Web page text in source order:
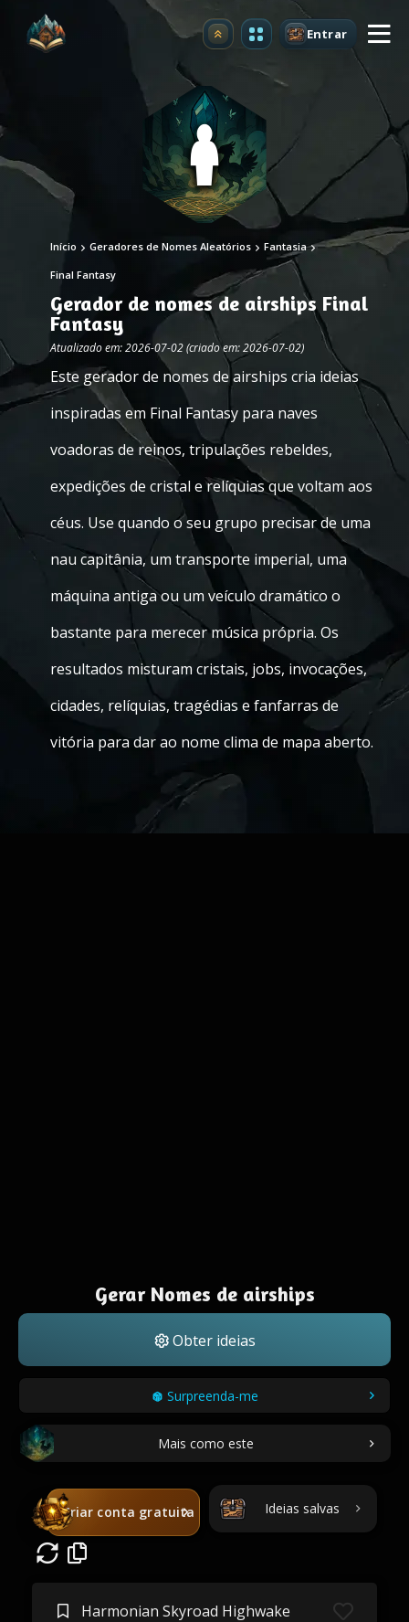
Atualizar Entrar
Início Geradores de Nomes Aleatórios Fantasia
Final Fantasy
Gerador de nomes de airships Final
Fantasy
Atualizado em: 2026-07-02 (criado em: 2026-07-02)
Este gerador de nomes de airships cria ideias
inspiradas em Final Fantasy para naves
voadoras de reinos, tripulações rebeldes,
expedições de cristal e relíquias que voltam aos
céus. Use quando o seu grupo precisar de uma
nau capitânia, um transporte imperial, uma
máquina antiga ou um veículo dramático o
bastante para merecer música própria. Os
resultados misturam cristais, jobs, invocações,
cidades, relíquias, tragédias e fanfarras de
vitória para dar ao nome clima de mapa aberto.
Gerar Nomes de airships
Obter ideias
Surpreenda-me
Mais como este
Criar conta gratuita Ideias salvas
Harmonian Skyroad Highwake